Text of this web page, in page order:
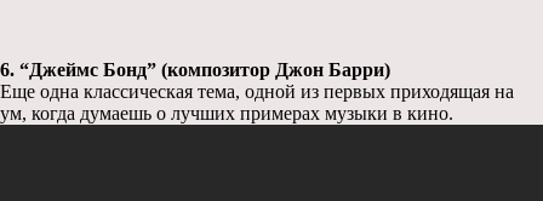
6. “Джеймс Бонд” (композитор Джон Барри)
Еще одна классическая тема, одной из первых приходящая на
ум, когда думаешь о лучших примерах музыки в кино.